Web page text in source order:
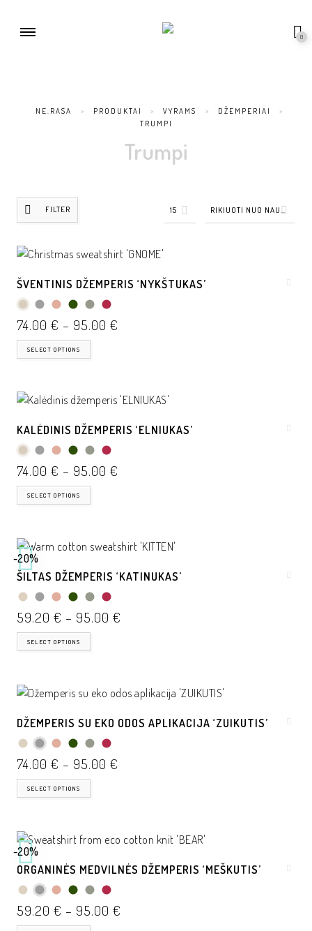
0
NE.RASA > PRODUKTAI > VYRAMS > DŽEMPERIAI
>
TRUMPI
Trumpi
FILTER 15 RIKIUOTI NUO NAUJAUSIŲ
ŠVENTINIS DŽEMPERIS ‘NYKŠTUKAS’
74.00 € – 95.00 €
SELECT OPTIONS
KALĖDINIS DŽEMPERIS ‘ELNIUKAS’
74.00 € – 95.00 €
SELECT OPTIONS
-20%
ŠILTAS DŽEMPERIS ‘KATINUKAS’
59.20 € – 95.00 €
SELECT OPTIONS
DŽEMPERIS SU EKO ODOS APLIKACIJA ‘ZUIKUTIS’
74.00 € – 95.00 €
SELECT OPTIONS
-20%
ORGANINĖS MEDVILNĖS DŽEMPERIS ‘MEŠKUTIS’
59.20 € – 95.00 €